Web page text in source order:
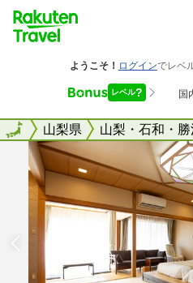
全国山梨県 山梨・石和・
全国